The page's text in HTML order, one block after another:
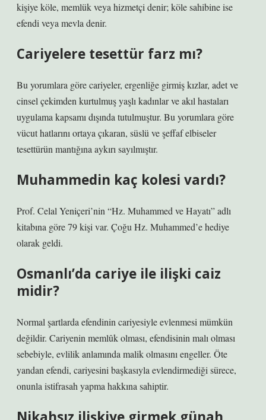
kişiye köle, memlük veya hizmetçi denir; köle sahibine ise
efendi veya mevla denir.
Cariyelere tesettür farz mı?
Bu yorumlara göre cariyeler, ergenliğe girmiş kızlar, adet ve
cinsel çekimden kurtulmuş yaşlı kadınlar ve akıl hastaları
uygulama kapsamı dışında tutulmuştur. Bu yorumlara göre
vücut hatlarını ortaya çıkaran, süslü ve şeffaf elbiseler
tesettürün mantığına aykırı sayılmıştır.
Muhammedin kaç kolesi vardı?
Prof. Celal Yeniçeri’nin “Hz. Muhammed ve Hayatı” adlı
kitabına göre 79 kişi var. Çoğu Hz. Muhammed’e hediye
olarak geldi.
Osmanlı’da cariye ile ilişki caiz
midir?
Normal şartlarda efendinin cariyesiyle evlenmesi mümkün
değildir. Cariyenin memlûk olması, efendisinin malı olması
sebebiyle, evlilik anlamında malik olmasını engeller. Öte
yandan efendi, cariyesini başkasıyla evlendirmediği sürece,
onunla istifrasah yapma hakkına sahiptir.